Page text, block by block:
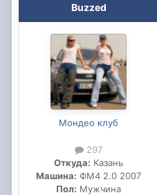
Buzzed
Мондео клуб
297
Откуда: Казань
Машина: ФМ4 2.0 2007
Пол: Мужчина